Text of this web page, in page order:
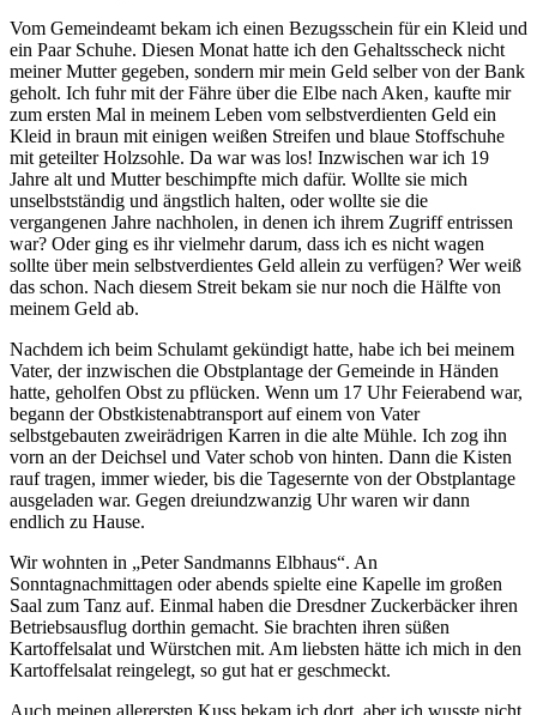
Vom Gemeindeamt bekam ich einen Bezugsschein für ein Kleid und
ein Paar Schuhe. Diesen Monat hatte ich den Gehaltsscheck nicht
meiner Mutter gegeben, sondern mir mein Geld selber von der Bank
geholt. Ich fuhr mit der Fähre über die Elbe nach Aken‚ kaufte mir
zum ersten Mal in meinem Leben vom selbstverdienten Geld ein
Kleid in braun mit einigen weißen Streifen und blaue Stoffschuhe
mit geteilter Holzsohle. Da war was los! Inzwischen war ich 19
Jahre alt und Mutter beschimpfte mich dafür. Wollte sie mich
unselbstständig und ängstlich halten, oder wollte sie die
vergangenen Jahre nachholen, in denen ich ihrem Zugriff entrissen
war? Oder ging es ihr vielmehr darum, dass ich es nicht wagen
sollte über mein selbstverdientes Geld allein zu verfügen? Wer weiß
das schon. Nach diesem Streit bekam sie nur noch die Hälfte von
meinem Geld ab.
Nachdem ich beim Schulamt gekündigt hatte, habe ich bei meinem
Vater, der inzwischen die Obstplantage der Gemeinde in Händen
hatte, geholfen Obst zu pflücken. Wenn um 17 Uhr Feierabend war,
begann der Obstkistenabtransport auf einem von Vater
selbstgebauten zweirädrigen Karren in die alte Mühle. Ich zog ihn
vorn an der Deichsel und Vater schob von hinten. Dann die Kisten
rauf tragen, immer wieder, bis die Tagesernte von der Obstplantage
ausgeladen war. Gegen dreiundzwanzig Uhr waren wir dann
endlich zu Hause.
Wir wohnten in
Peter Sandmanns Elbhaus . An
Sonntagnachmittagen oder abends spielte eine Kapelle im großen
Saal zum Tanz auf. Einmal haben die Dresdner Zuckerbäcker ihren
Betriebsausflug dorthin gemacht. Sie brachten ihren süßen
Kartoffelsalat und Würstchen mit. Am liebsten hätte ich mich in den
Kartoffelsalat reingelegt, so gut hat er geschmeckt.